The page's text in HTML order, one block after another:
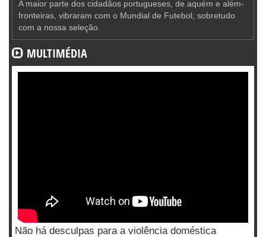
A maior parte dos cidadãos portugueses, de aquém e além-
fronteiras, vibraram com o Mundial de Futebol, sobretudo
com a nossa seleção.
MULTIMÉDIA
Não há desculpas para a violência doméstica